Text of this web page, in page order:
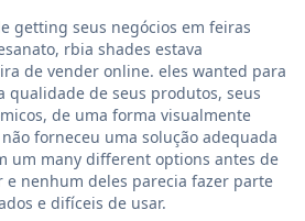
getting seus negócios em feiras
rbia shades estava
de vender online. eles wanted para
qualidade de seus produtos, seus
de uma forma visualmente
forneceu uma solução adequada
um many different options antes de
nenhum deles parecia fazer parte
e difíceis de usar.